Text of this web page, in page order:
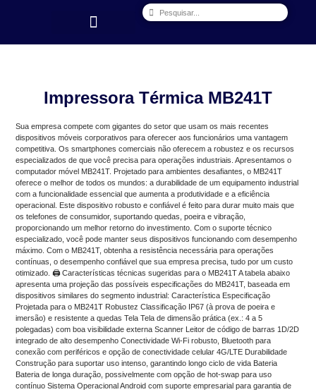
Impressora Térmica MB241T
Sua empresa compete com gigantes do setor que usam os mais recentes
dispositivos móveis corporativos para oferecer aos funcionários uma vantagem
competitiva. Os smartphones comerciais não oferecem a robustez e os recursos
especializados de que você precisa para operações industriais. Apresentamos o
computador móvel MB241T. Projetado para ambientes desafiantes, o MB241T
oferece o melhor de todos os mundos: a durabilidade de um equipamento industrial
com a funcionalidade essencial que aumenta a produtividade e a eficiência
operacional. Este dispositivo robusto e confiável é feito para durar muito mais que
os telefones de consumidor, suportando quedas, poeira e vibração,
proporcionando um melhor retorno do investimento. Com o suporte técnico
especializado, você pode manter seus dispositivos funcionando com desempenho
máximo. Com o MB241T, obtenha a resistência necessária para operações
contínuas, o desempenho confiável que sua empresa precisa, tudo por um custo
otimizado. 🖨️ Características técnicas sugeridas para o MB241T A tabela abaixo
apresenta uma projeção das possíveis especificações do MB241T, baseada em
dispositivos similares do segmento industrial: Característica Especificação
Projetada para o MB241T Robustez Classificação IP67 (à prova de poeira e
imersão) e resistente a quedas Tela Tela de dimensão prática (ex.: 4 a 5
polegadas) com boa visibilidade externa Scanner Leitor de código de barras 1D/2D
integrado de alto desempenho Conectividade Wi-Fi robusto, Bluetooth para
conexão com periféricos e opção de conectividade celular 4G/LTE Durabilidade
Construção para suportar uso intenso, garantindo longo ciclo de vida Bateria
Bateria de longa duração, possivelmente com opção de hot-swap para uso
contínuo Sistema Operacional Android com suporte empresarial para garantia de